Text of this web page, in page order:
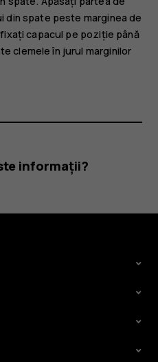
din spate peste marginea de
capacul pe poziție până
clemele în jurul marginilor
informații?